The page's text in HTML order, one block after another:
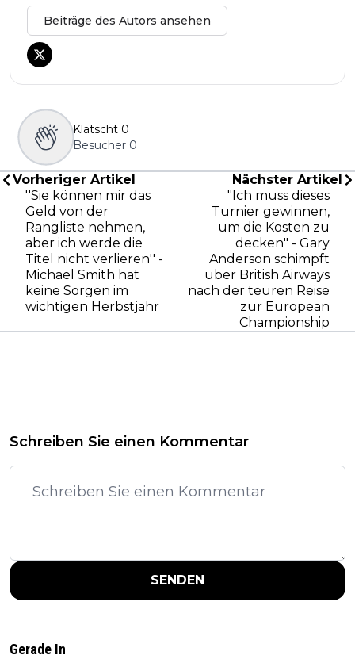
Beiträge des Autors ansehen
Klatscht 0
Besucher 0
Vorheriger Artikel
''Sie können mir das
Geld von der
Rangliste nehmen,
aber ich werde die
Titel nicht verlieren'' -
Michael Smith hat
keine Sorgen im
wichtigen Herbstjahr
Nächster Artikel
"Ich muss dieses
Turnier gewinnen,
um die Kosten zu
decken" - Gary
Anderson schimpft
über British Airways
nach der teuren Reise
zur European
Championship
Schreiben Sie einen Kommentar
SENDEN
Gerade In